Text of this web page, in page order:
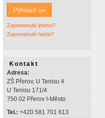
Přihlásit se
Zapomenuté jméno?
Zapomenuté heslo?
Kontakt
Adresa:
ZŠ Přerov, U Tenisu 4
U Tenisu 171/4
750 02 Přerov I-Město
Tel.: +420 581 701 613